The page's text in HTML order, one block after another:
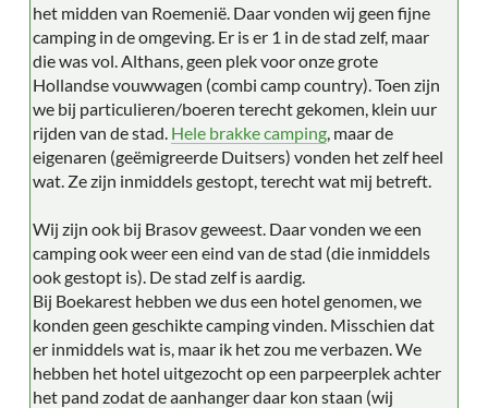
het midden van Roemenië. Daar vonden wij geen fijne
camping in de omgeving. Er is er 1 in de stad zelf, maar
die was vol. Althans, geen plek voor onze grote
Hollandse vouwwagen (combi camp country). Toen zijn
we bij particulieren/boeren terecht gekomen, klein uur
rijden van de stad. Hele brakke camping , maar de
eigenaren (geëmigreerde Duitsers) vonden het zelf heel
wat. Ze zijn inmiddels gestopt, terecht wat mij betreft.
Wij zijn ook bij Brasov geweest. Daar vonden we een
camping ook weer een eind van de stad (die inmiddels
ook gestopt is). De stad zelf is aardig.
Bij Boekarest hebben we dus een hotel genomen, we
konden geen geschikte camping vinden. Misschien dat
er inmiddels wat is, maar ik het zou me verbazen. We
hebben het hotel uitgezocht op een parpeerplek achter
het pand zodat de aanhanger daar kon staan (wij